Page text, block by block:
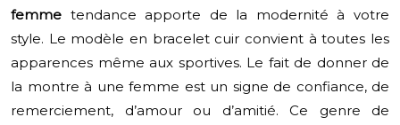
femme tendance apporte de la modernité à votre
style. Le modèle en bracelet cuir convient à toutes les
apparences même aux sportives. Le fait de donner de
la montre à une femme est un signe de confiance, de
remerciement, d’amour ou d’amitié. Ce genre de